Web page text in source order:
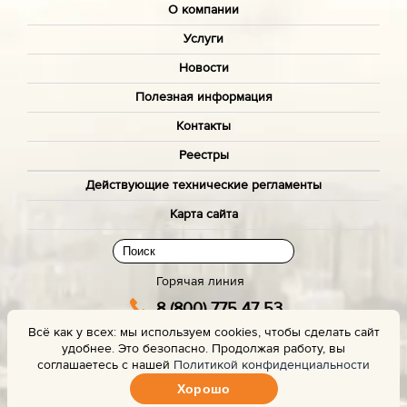
О компании
Услуги
Новости
Полезная информация
Контакты
Реестры
Действующие технические регламенты
Карта сайта
Горячая линия
8 (800) 775 47 53
(звонок бесплатный)
Заказать звонок с сайта
Задать вопрос эксперту
Всё как у всех: мы используем cookies, чтобы сделать сайт
удобнее. Это безопасно. Продолжая работу, вы
соглашаетесь с нашей Политикой конфиденциальности
Хорошо